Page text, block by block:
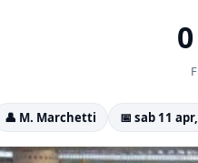
👤 M. Marchetti 📅 sab 11